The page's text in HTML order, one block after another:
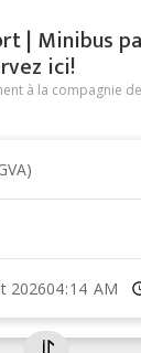
| Minibus
ici!
à la compagnie
Heure